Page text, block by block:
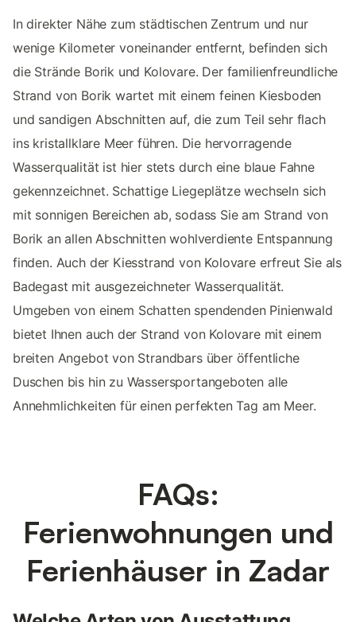
In direkter Nähe zum städtischen Zentrum und nur
wenige Kilometer voneinander entfernt, befinden sich
die Strände Borik und Kolovare. Der familienfreundliche
Strand von Borik wartet mit einem feinen Kiesboden
und sandigen Abschnitten auf, die zum Teil sehr flach
ins kristallklare Meer führen. Die hervorragende
Wasserqualität ist hier stets durch eine blaue Fahne
gekennzeichnet. Schattige Liegeplätze wechseln sich
mit sonnigen Bereichen ab, sodass Sie am Strand von
Borik an allen Abschnitten wohlverdiente Entspannung
finden. Auch der Kiesstrand von Kolovare erfreut Sie als
Badegast mit ausgezeichneter Wasserqualität.
Umgeben von einem Schatten spendenden Pinienwald
bietet Ihnen auch der Strand von Kolovare mit einem
breiten Angebot von Strandbars über öffentliche
Duschen bis hin zu Wassersportangeboten alle
Annehmlichkeiten für einen perfekten Tag am Meer.
FAQs:
Ferienwohnungen und
Ferienhäuser in Zadar